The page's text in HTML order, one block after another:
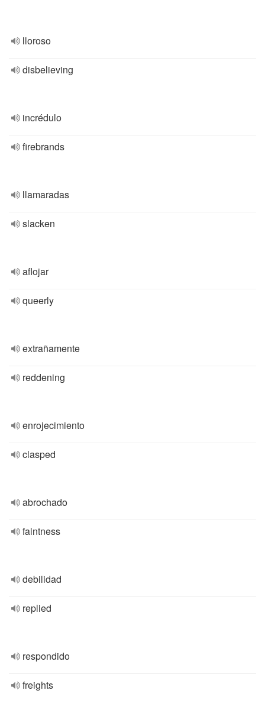
lloroso
disbelieving
incrédulo
firebrands
llamaradas
slacken
aflojar
queerly
extrañamente
reddening
enrojecimiento
clasped
abrochado
faintness
debilidad
replied
respondido
freights